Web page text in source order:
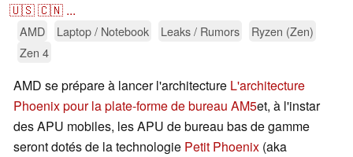
🇺🇸🇨🇳 ...
AMD Laptop / Notebook Leaks / Rumors
Ryzen (Zen)
Zen 4
AMD se prépare à lancer l'architecture L'architecture
Phoenix pour la plate-forme de bureau AM5et, à l'instar
des APU mobiles, les APU de bureau bas de gamme
seront dotés de la technologie Petit Phoenix (aka